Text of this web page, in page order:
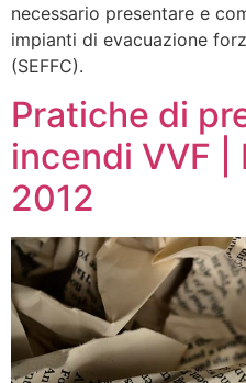
necessario presentare e
impianti di evacuazione
(SEFFC).
Pratiche di
incendi VVF |
2012